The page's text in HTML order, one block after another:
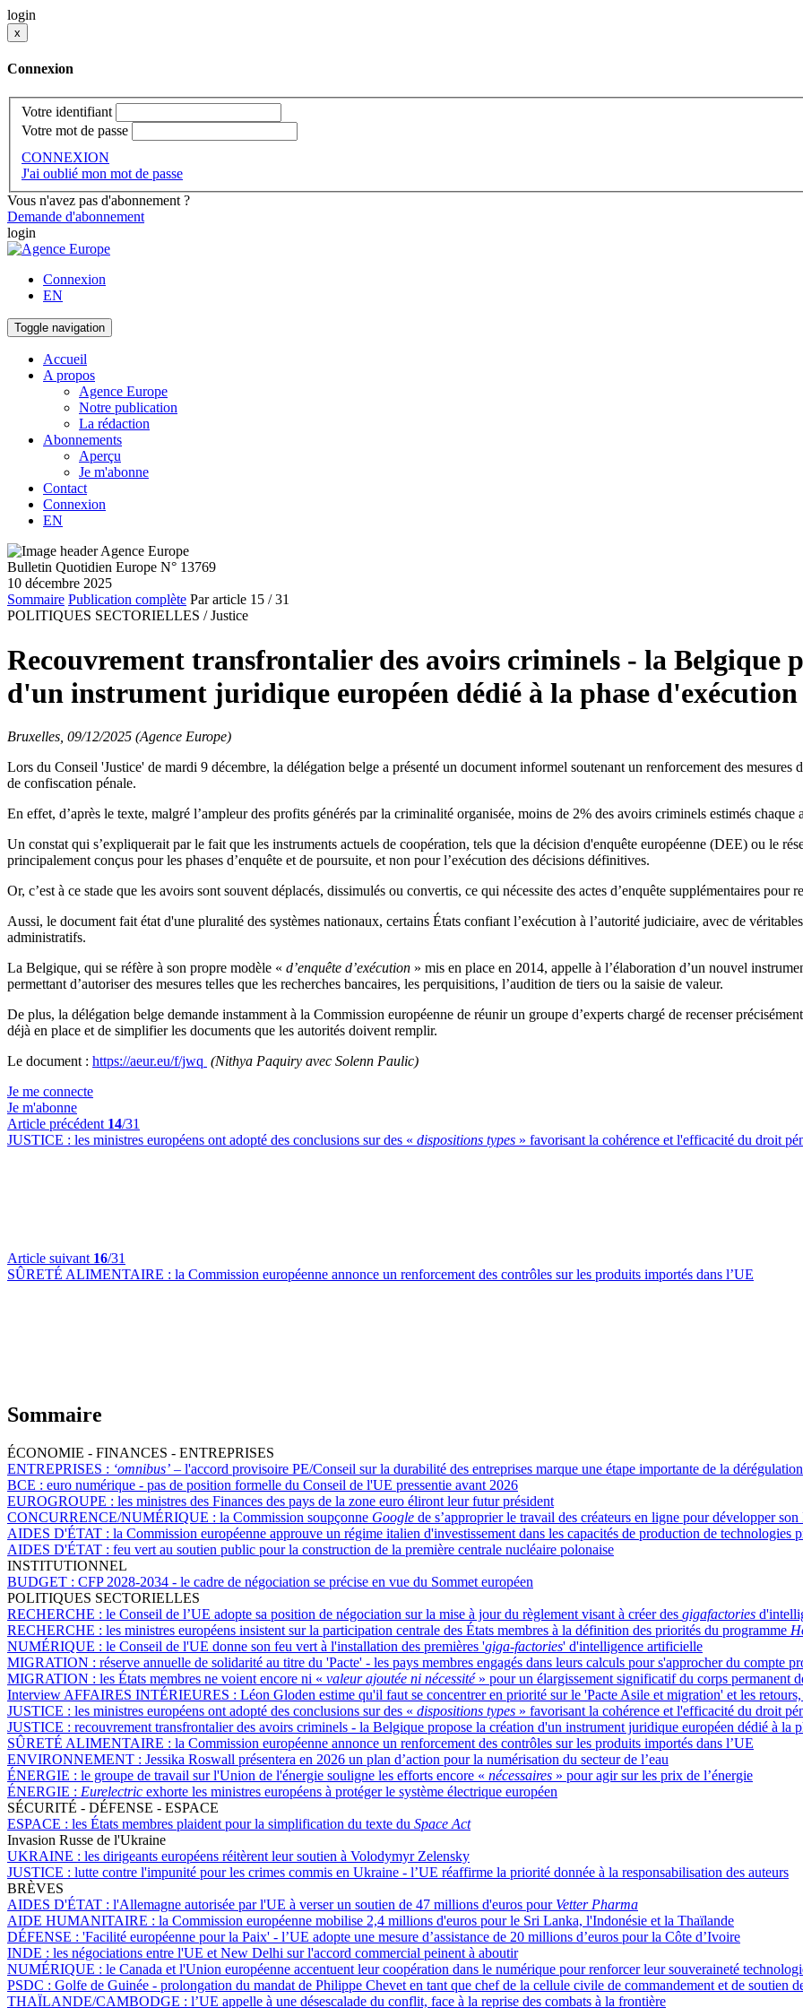
login
x
Connexion
Votre identifiant
Votre mot de passe
CONNEXION
J'ai oublié mon mot de passe
Vous n'avez pas d'abonnement ?
Demande d'abonnement
login
Connexion
EN
Toggle navigation
Accueil
A propos
Agence Europe
Notre publication
La rédaction
Abonnements
Aperçu
Je m'abonne
Contact
Connexion
EN
Bulletin Quotidien Europe N° 13769
10 décembre 2025
Sommaire Publication complète Par article 15 / 31
POLITIQUES SECTORIELLES / Justice
Recouvrement transfrontalier des avoirs criminels - la Belgique
d'un instrument juridique européen dédié à la phase d'exécution
Bruxelles, 09/12/2025 (Agence Europe)
Lors du Conseil 'Justice' de mardi 9 décembre, la délégation belge a présenté un document informel soutenant un renforcement des mesures
de confiscation pénale.
En effet, d’après le texte, malgré l’ampleur des profits générés par la criminalité organisée, moins de 2% des avoirs criminels estimés chaque
Un constat qui s’expliquerait par le fait que les instruments actuels de coopération, tels que la décision d'enquête européenne (DEE) ou le
principalement conçus pour les phases d’enquête et de poursuite, et non pour l’exécution des décisions définitives.
Or, c’est à ce stade que les avoirs sont souvent déplacés, dissimulés ou convertis, ce qui nécessite des actes d’enquête supplémentaires pour
Aussi, le document fait état d'une pluralité des systèmes nationaux, certains États confiant l’exécution à l’autorité judiciaire, avec de
administratifs.
La Belgique, qui se réfère à son propre modèle « d’enquête d’exécution » mis en place en 2014, appelle à l’élaboration d’un nouvel
permettant d’autoriser des mesures telles que les recherches bancaires, les perquisitions, l’audition de tiers ou la saisie de valeur.
De plus, la délégation belge demande instamment à la Commission européenne de réunir un groupe d’experts chargé de recenser
déjà en place et de simplifier les documents que les autorités doivent remplir.
Le document : https://aeur.eu/f/jwq (Nithya Paquiry avec Solenn Paulic)
Je me connecte
Je m'abonne
Article précédent 14/31
JUSTICE : les ministres européens ont adopté des conclusions sur des « dispositions types » favorisant la cohérence et l'efficacité du droit
Article suivant 16/31
SÛRETÉ ALIMENTAIRE : la Commission européenne annonce un renforcement des contrôles sur les produits importés dans l’UE
Sommaire
ÉCONOMIE - FINANCES - ENTREPRISES
ENTREPRISES : ‘omnibus’ – l'accord provisoire PE/Conseil sur la durabilité des entreprises marque une étape importante de la dérégulation
BCE : euro numérique - pas de position formelle du Conseil de l'UE pressentie avant 2026
EUROGROUPE : les ministres des Finances des pays de la zone euro éliront leur futur président
CONCURRENCE/NUMÉRIQUE : la Commission soupçonne Google de s’approprier le travail des créateurs en ligne pour développer son
AIDES D'ÉTAT : la Commission européenne approuve un régime italien d'investissement dans les capacités de production de technologies
AIDES D'ÉTAT : feu vert au soutien public pour la construction de la première centrale nucléaire polonaise
INSTITUTIONNEL
BUDGET : CFP 2028-2034 - le cadre de négociation se précise en vue du Sommet européen
POLITIQUES SECTORIELLES
RECHERCHE : le Conseil de l’UE adopte sa position de négociation sur la mise à jour du règlement visant à créer des gigafactories
RECHERCHE : les ministres européens insistent sur la participation centrale des États membres à la définition des priorités du programme
NUMÉRIQUE : le Conseil de l'UE donne son feu vert à l'installation des premières 'giga-factories' d'intelligence artificielle
MIGRATION : réserve annuelle de solidarité au titre du 'Pacte' - les pays membres engagés dans leurs calculs pour s'approcher du compte
MIGRATION : les États membres ne voient encore ni « valeur ajoutée ni nécessité » pour un élargissement significatif du corps permanent
Interview AFFAIRES INTÉRIEURES : Léon Gloden estime qu'il faut se concentrer en priorité sur le 'Pacte Asile et migration' et les
JUSTICE : les ministres européens ont adopté des conclusions sur des « dispositions types » favorisant la cohérence et l'efficacité du droit
JUSTICE : recouvrement transfrontalier des avoirs criminels - la Belgique propose la création d'un instrument juridique européen dédié à la
SÛRETÉ ALIMENTAIRE : la Commission européenne annonce un renforcement des contrôles sur les produits importés dans l’UE
ENVIRONNEMENT : Jessika Roswall présentera en 2026 un plan d’action pour la numérisation du secteur de l’eau
ÉNERGIE : le groupe de travail sur l'Union de l'énergie souligne les efforts encore « nécessaires » pour agir sur les prix de l’énergie
ÉNERGIE : Eurelectric exhorte les ministres européens à protéger le système électrique européen
SÉCURITÉ - DÉFENSE - ESPACE
ESPACE : les États membres plaident pour la simplification du texte du Space Act
Invasion Russe de l'Ukraine
UKRAINE : les dirigeants européens réitèrent leur soutien à Volodymyr Zelensky
JUSTICE : lutte contre l'impunité pour les crimes commis en Ukraine - l’UE réaffirme la priorité donnée à la responsabilisation des auteurs
BRÈVES
AIDES D'ÉTAT : l'Allemagne autorisée par l'UE à verser un soutien de 47 millions d'euros pour Vetter Pharma
AIDE HUMANITAIRE : la Commission européenne mobilise 2,4 millions d'euros pour le Sri Lanka, l'Indonésie et la Thaïlande
DÉFENSE : 'Facilité européenne pour la Paix' - l’UE adopte une mesure d’assistance de 20 millions d’euros pour la Côte d’Ivoire
INDE : les négociations entre l'UE et New Delhi sur l'accord commercial peinent à aboutir
NUMÉRIQUE : le Canada et l'Union européenne accentuent leur coopération dans le numérique pour renforcer leur souveraineté
PSDC : Golfe de Guinée - prolongation du mandat de Philippe Chevet en tant que chef de la cellule civile de commandement et de soutien
THAÏLANDE/CAMBODGE : l’UE appelle à une désescalade du conflit, face à la reprise des combats à la frontière